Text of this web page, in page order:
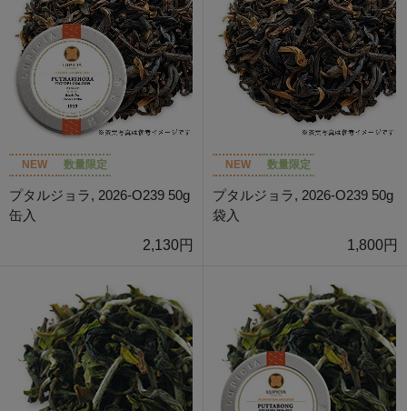
NEW 数量限定
プタルジョラ, 2026-O239 50g
缶入
2,130円
NEW 数量限定
プタルジョラ, 2026-O239 50g
袋入
1,800円